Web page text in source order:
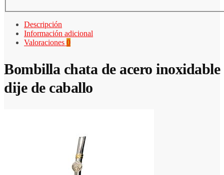
Descripción
Información adicional
Valoraciones 0
Bombilla chata de acero inoxidable
dije de caballo